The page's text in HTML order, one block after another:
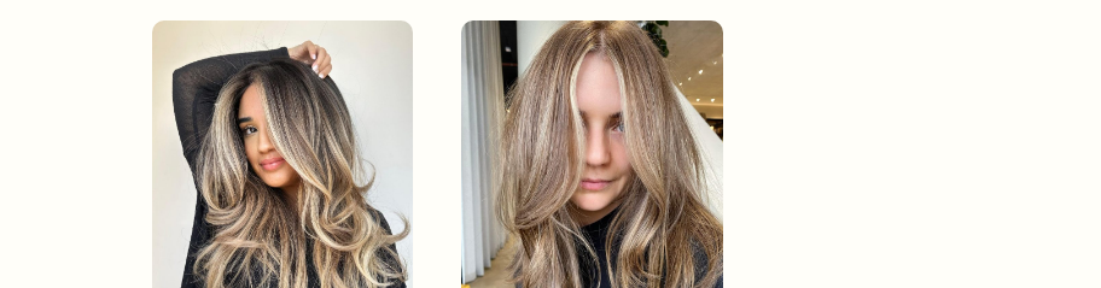
BRAUN
NUANCEN
FÜR
EINEN
SÜSSEN L
OOK
FÜR
EINEN
MODERNEN
TWIST